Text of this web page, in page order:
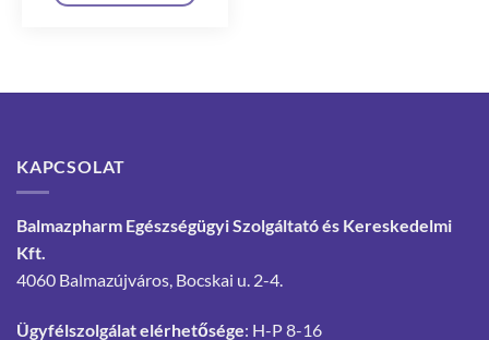
KAPCSOLAT
Balmazpharm Egészségügyi Szolgáltató és Kereskedelmi
Kft.
4060 Balmazújváros, Bocskai u. 2-4.
Ügyfélszolgálat elérhetősége: H-P 8-16